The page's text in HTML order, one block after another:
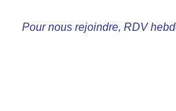
Pour nous rejoindre, RDV